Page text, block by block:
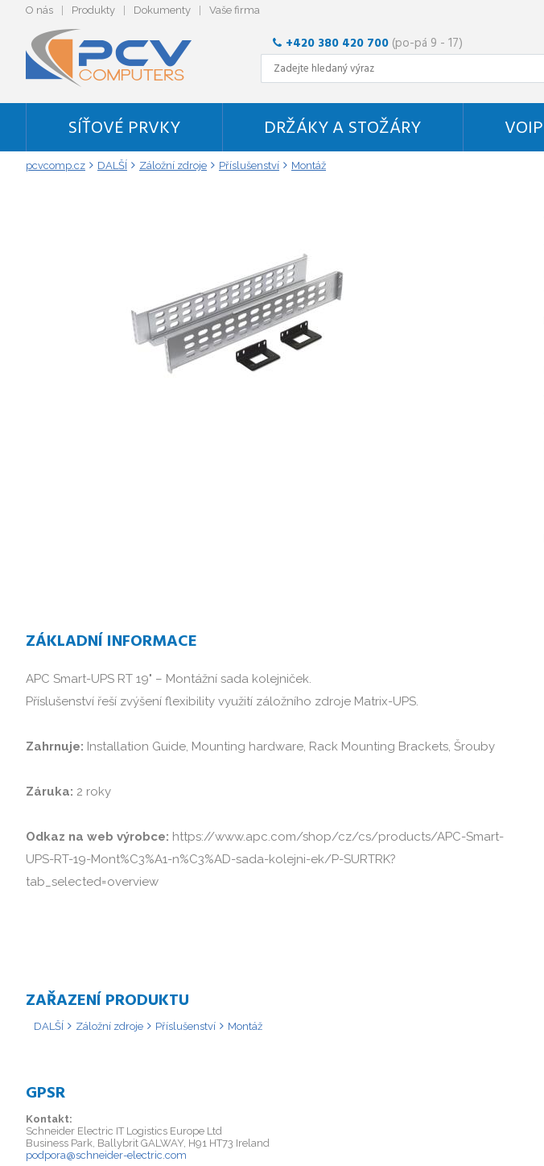
O nás Produkty Dokumenty Vaše firma
+420 380 420 700 (po-pá 9 - 17)
SÍŤOVÉ PRVKY DRŽÁKY A STOŽÁRY VOIP
pcvcomp.cz DALŠÍ Záložní zdroje Příslušenství Montáž
ZÁKLADNÍ INFORMACE
APC Smart-UPS RT 19" – Montážní sada kolejniček.
Příslušenství řeší zvýšení flexibility využití záložního zdroje Matrix-UPS.
Zahrnuje: Installation Guide, Mounting hardware, Rack Mounting Brackets, Šrouby
Záruka: 2 roky
Odkaz na web výrobce: https://www.apc.com/shop/cz/cs/products/APC-Smart-
UPS-RT-19-Mont%C3%A1-n%C3%AD-sada-kolejni-ek/P-SURTRK?
tab_selected=overview
ZAŘAZENÍ PRODUKTU
DALŠÍ Záložní zdroje Příslušenství Montáž
GPSR
Kontakt:
Schneider Electric IT Logistics Europe Ltd
Business Park, Ballybrit GALWAY, H91 HT73 Ireland
podpora@schneider-electric.com